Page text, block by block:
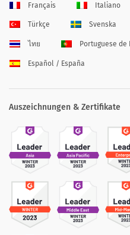
Français Italiano
Türkçe Svenska
ไทย Portuguese de
Español / España
Auszeichnungen & Zertifikate